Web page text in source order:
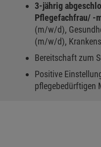
3-jährig
Pflegefachfrau/ -
(m/w/d),
(m/w/d),
Bereitschaft zum
Positive
pflegebedürftigen